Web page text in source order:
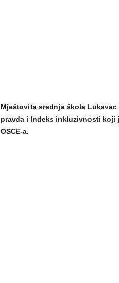
Mještovita srednja škola
pravda i Indeks inkluzivnosti koji
OSCE-a.